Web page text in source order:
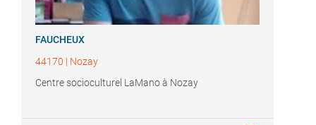
FAUCHEUX
44170 | Nozay
Centre socioculturel LaMano à Nozay